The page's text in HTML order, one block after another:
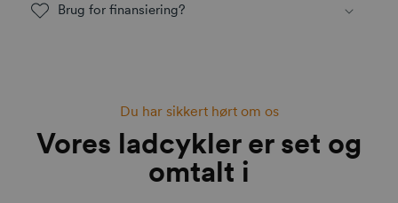
Brug for finansiering?
Du har sikkert hørt om os
Vores ladcykler er set og
omtalt i